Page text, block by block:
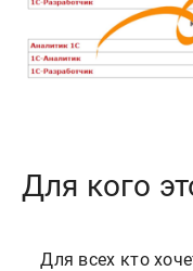
Для кого
    Для всех кто хочет разобраться в 1С